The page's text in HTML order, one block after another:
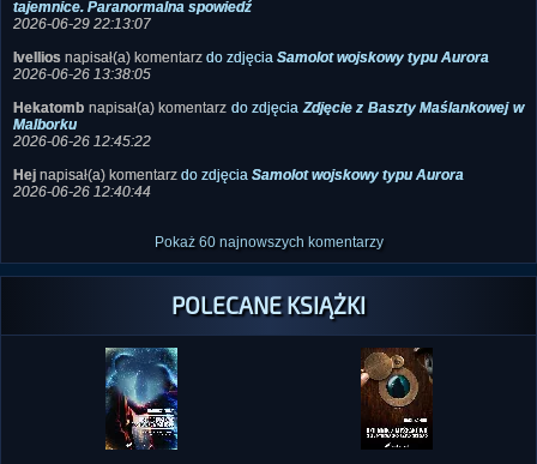
Malborku
Hejnapisał(a) komentarz do zdjęcia Samolot wojskowy typu Aurora
Dariusz Foint
Historie duchowe
przypadkowych...
Dariusz Foint
Dziennik z Mysłakowic